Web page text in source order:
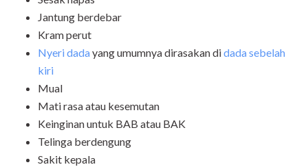
Jantung berdebar
Kram perut
Nyeri dadayang umumnya dirasakan didada sebelah
kiri
Mual
Mati rasa atau kesemutan
Keinginan untuk BAB atau BAK
Telinga berdengung
Sakit kepala